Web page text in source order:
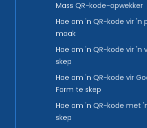
Mass QR-kode-opwekker
Hoe om 'n QR-kode vir 'n
maak
Hoe om 'n QR-kode vir 'n
skep
Hoe om 'n QR-kode vir
Form te skep
Hoe om 'n QR-kode met
skep